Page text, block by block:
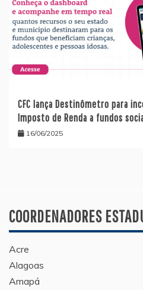
CFC lança Destinômetro para
Imposto de Renda a fundos
16/06/2025
COORDENADORES
Acre
Alagoas
Amapá